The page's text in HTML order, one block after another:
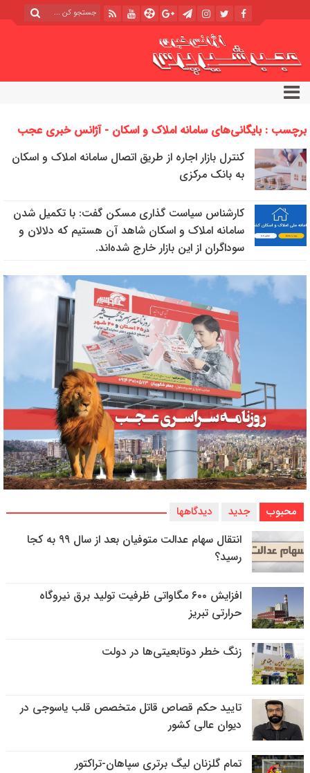
برچسب : بایگانی‌های سامانه املاک و اسکان - آژانس خبری عجب
شیر پرس
کنترل بازار اجاره از طریق اتصال سامانه املاک و اسکان
به بانک مرکزی
کارشناس سیاست گذاری مسکن گفت: با تکمیل شدن
سامانه املاک و اسکان شاهد آن هستیم که دلالان و
سوداگران از این بازار خارج شده‌اند.
محبوب جدید دیدگاهها
انتقال سهام عدالت متوفیان بعد از سال ۹۹ به کجا
رسید؟
افزایش ۶۰۰ مگاواتی ظرفیت تولید برق نیروگاه
حرارتی تبریز
زنگ خطر دوتابعیتی‌ها در دولت
تایید حکم قصاص قاتل متخصص قلب یاسوجی در
دیوان عالی کشور
تمام گلزنان لیگ‌ برتری سپاهان-تراکتور